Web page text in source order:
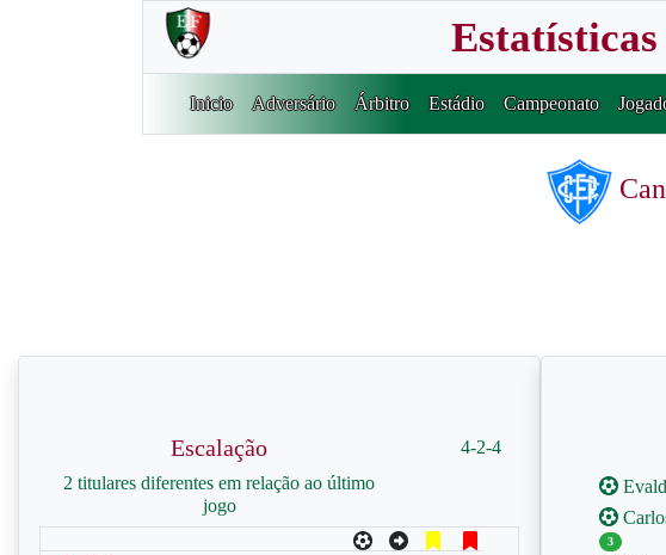
Inicio Adversário Árbitro Estádio Campeonato
Escalação
2 titulares diferentes em relação ao último
jogo
4-2-4
3